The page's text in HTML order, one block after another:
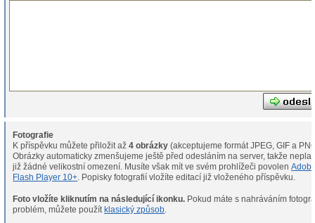
Fotografie
K příspěvku můžete přiložit až4 obrázky (akceptujeme formát JPEG, GIF a
Obrázky automaticky zmenšujeme ještě před odesláním na server, takže
již žádné velikostní omezení. Musíte však mít ve svém prohlížeči povolen
Flash Player 10+ . Popisky fotografií vložíte editací již vloženého příspěvku.
Foto vložíte kliknutím na následující ikonku.
problém, můžete použít klasický způsob.